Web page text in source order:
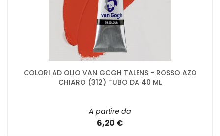
COLORI AD OLIO VAN GOGH TALENS - ROSSO AZO
CHIARO (312) TUBO DA 40 ML
A partire da
6,20 €